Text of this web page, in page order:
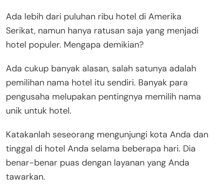
Ada lebih dari puluhan ribu hotel di Amerika
Serikat, namun hanya ratusan saja yang menjadi
hotel populer. Mengapa demikian?
Ada cukup banyak alasan, salah satunya adalah
pemilihan nama hotel itu sendiri. Banyak para
pengusaha melupakan pentingnya memilih nama
unik untuk hotel.
Katakanlah seseorang mengunjungi kota Anda dan
tinggal di hotel Anda selama beberapa hari. Dia
benar-benar puas dengan layanan yang Anda
tawarkan.